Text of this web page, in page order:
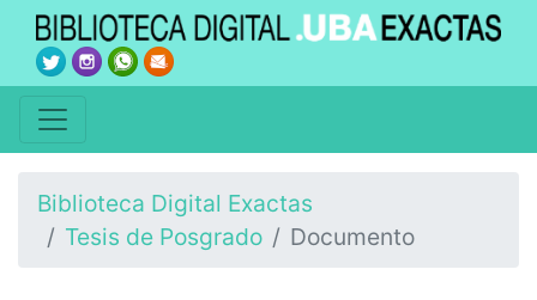
Biblioteca Digital Exactas
Tesis de Posgrado
Documento